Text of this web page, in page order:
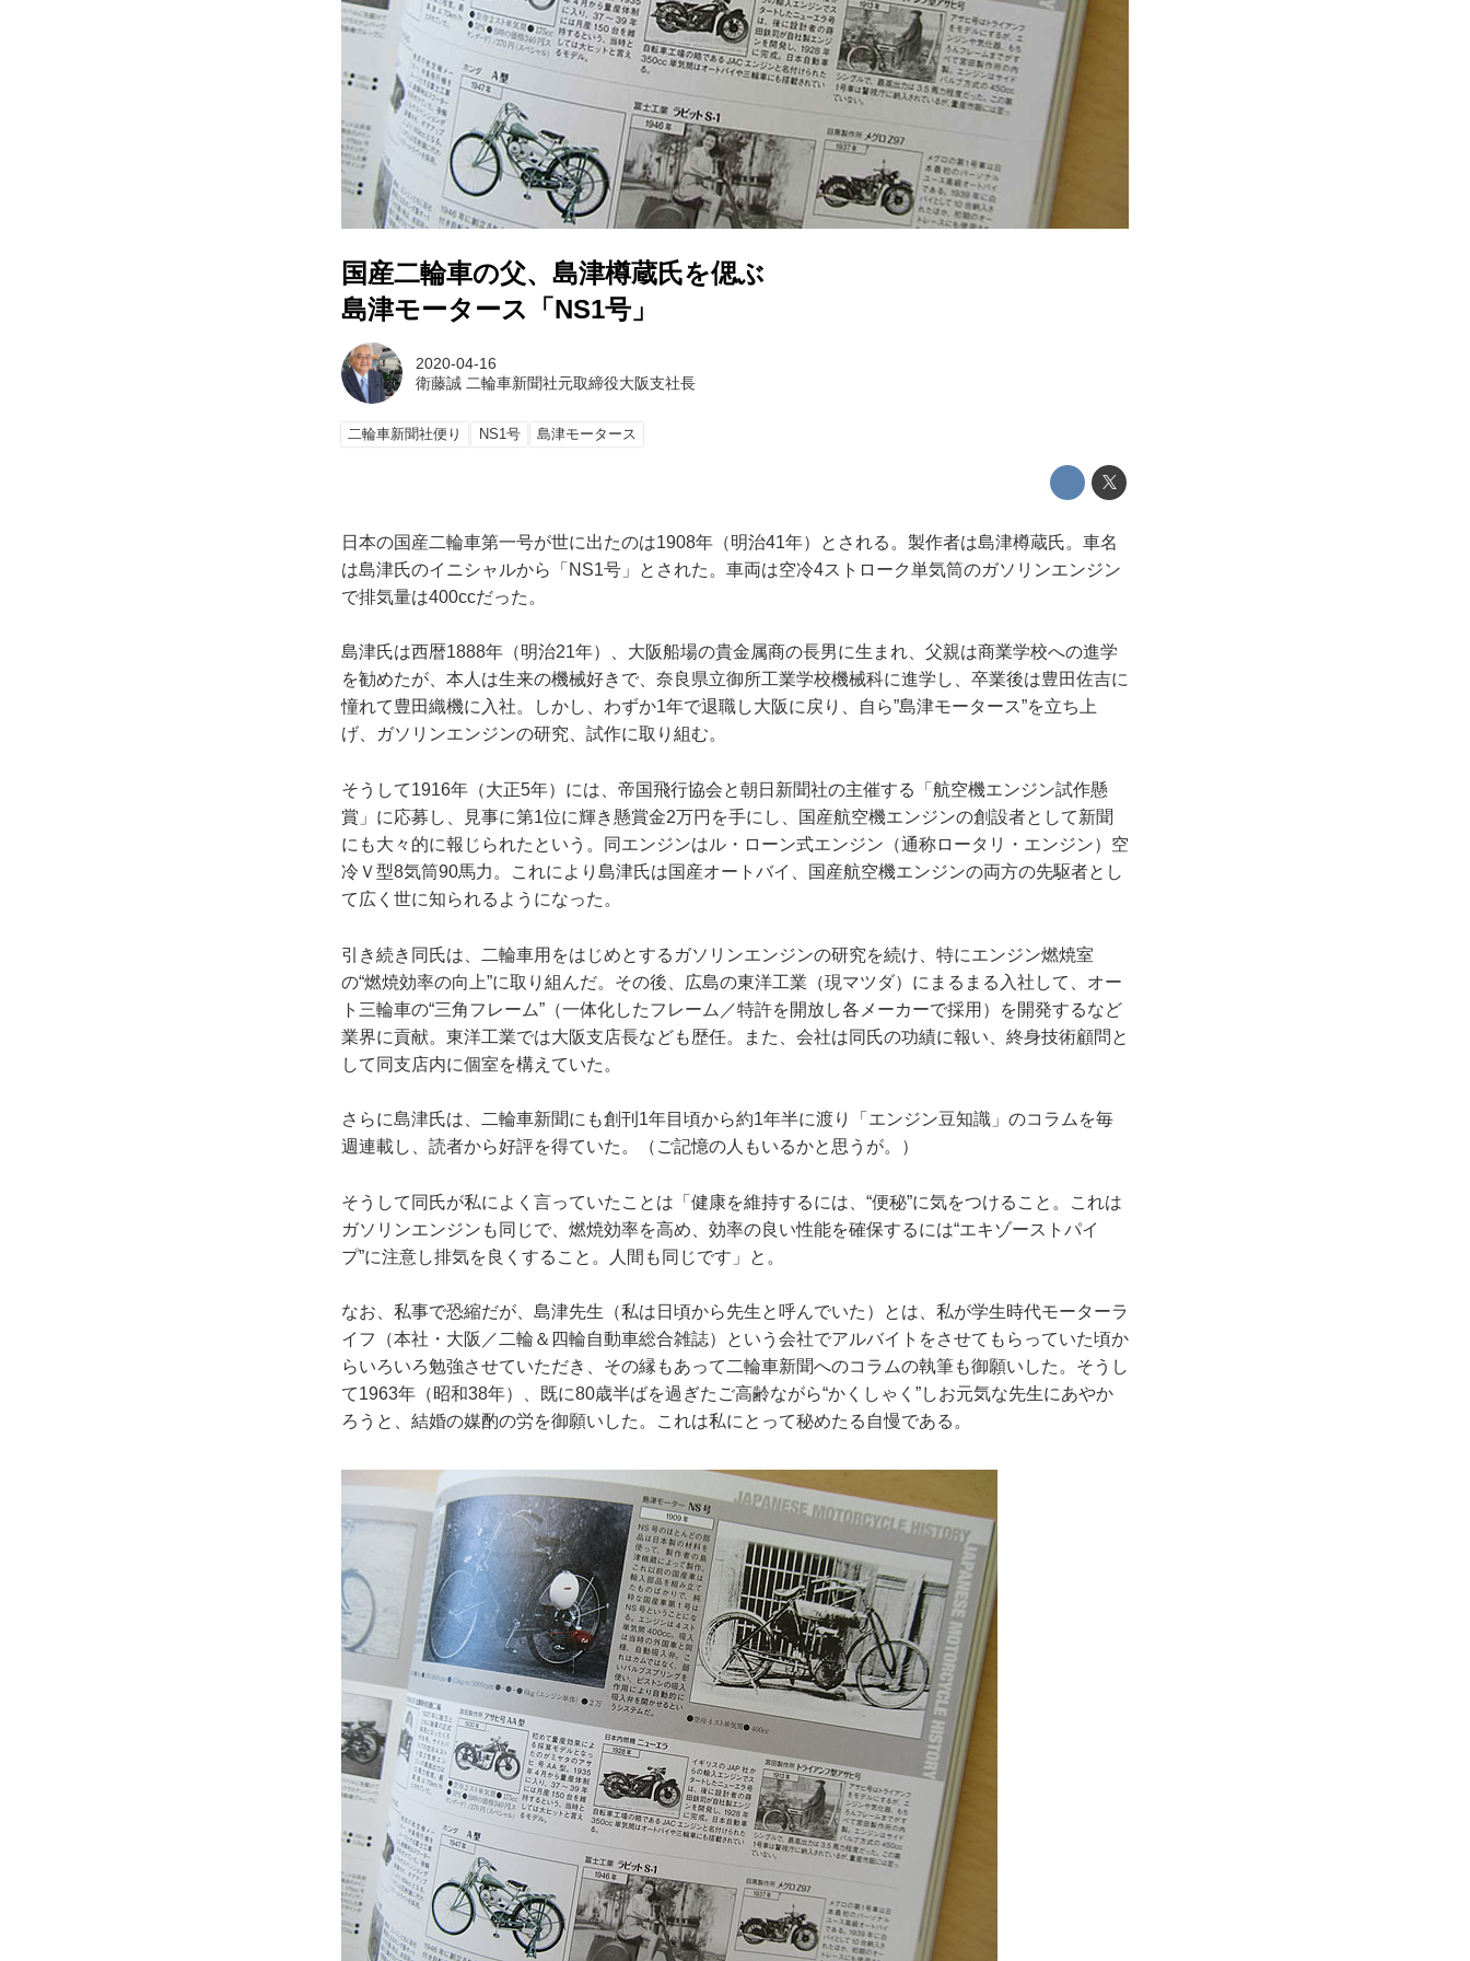
国産二輪車の父、島津樽蔵氏を偲ぶ
島津モータース「NS1号」
2020-04-16
衛藤誠 二輪車新聞社元取締役大阪支社長
二輪車新聞社便り NS1号 島津モータース
日本の国産二輪車第一号が世に出たのは1908年（明治41年）とされる。製作者は島津樽蔵氏。車名
は島津氏のイニシャルから「NS1号」とされた。車両は空冷4ストローク単気筒のガソリンエンジン
で排気量は400ccだった。
島津氏は西暦1888年（明治21年）、大阪船場の貴金属商の長男に生まれ、父親は商業学校への進学
を勧めたが、本人は生来の機械好きで、奈良県立御所工業学校機械科に進学し、卒業後は豊田佐吉に
憧れて豊田織機に入社。しかし、わずか1年で退職し大阪に戻り、自ら”島津モータース”を立ち上
げ、ガソリンエンジンの研究、試作に取り組む。
そうして1916年（大正5年）には、帝国飛行協会と朝日新聞社の主催する「航空機エンジン試作懸
賞」に応募し、見事に第1位に輝き懸賞金2万円を手にし、国産航空機エンジンの創設者として新聞
にも大々的に報じられたという。同エンジンはル・ローン式エンジン（通称ロータリ・エンジン）空
冷Ｖ型8気筒90馬力。これにより島津氏は国産オートバイ、国産航空機エンジンの両方の先駆者とし
て広く世に知られるようになった。
引き続き同氏は、二輪車用をはじめとするガソリンエンジンの研究を続け、特にエンジン燃焼室
の“燃焼効率の向上”に取り組んだ。その後、広島の東洋工業（現マツダ）にまるまる入社して、オー
ト三輪車の“三角フレーム”（一体化したフレーム／特許を開放し各メーカーで採用）を開発するなど
業界に貢献。東洋工業では大阪支店長なども歴任。また、会社は同氏の功績に報い、終身技術顧問と
して同支店内に個室を構えていた。
さらに島津氏は、二輪車新聞にも創刊1年目頃から約1年半に渡り「エンジン豆知識」のコラムを毎
週連載し、読者から好評を得ていた。（ご記憶の人もいるかと思うが。）
そうして同氏が私によく言っていたことは「健康を維持するには、“便秘”に気をつけること。これは
ガソリンエンジンも同じで、燃焼効率を高め、効率の良い性能を確保するには“エキゾーストパイ
プ”に注意し排気を良くすること。人間も同じです」と。
なお、私事で恐縮だが、島津先生（私は日頃から先生と呼んでいた）とは、私が学生時代モーターラ
イフ（本社・大阪／二輪＆四輪自動車総合雑誌）という会社でアルバイトをさせてもらっていた頃か
らいろいろ勉強させていただき、その縁もあって二輪車新聞へのコラムの執筆も御願いした。そうし
て1963年（昭和38年）、既に80歳半ばを過ぎたご高齢ながら“かくしゃく”しお元気な先生にあやか
ろうと、結婚の媒酌の労を御願いした。これは私にとって秘めたる自慢である。